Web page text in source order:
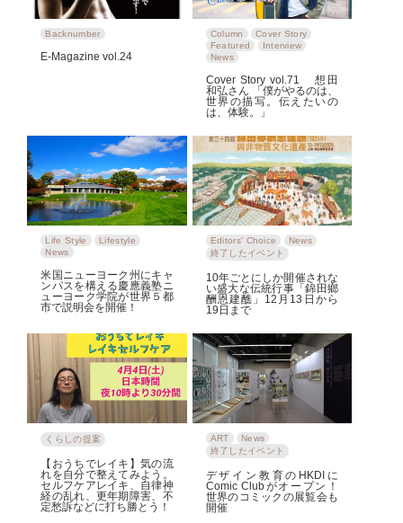
Backnumber
E-Magazine vol.24
Column
Cover Story
Featured
Interview
News
Cover Story vol.71 想田
和弘さん 「僕がやるのは、
世界の描写。伝えたいの
は、体験。」
Life Style
Lifestyle
News
米国ニューヨーク州にキャ
ンパスを構える慶應義塾ニ
ューヨーク学院が世界５都
市で説明会を開催！
Editors' Choice
News
終了したイベント
10年ごとにしか開催されな
い盛大な伝統行事「錦田鄉
酬恩建醮」12月13日から
19日まで
くらしの提案
【おうちでレイキ】気の流
れを自分で整えてみよう。
セルフケアレイキ、自律神
経の乱れ、更年期障害、不
定愁訴などに打ち勝とう！
ART
News
終了したイベント
デザイン教育のHKDIに
Comic Clubがオープン！
世界のコミックの展覧会も
開催